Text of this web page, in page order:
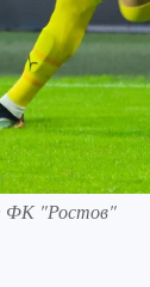
ФК "Ростов"